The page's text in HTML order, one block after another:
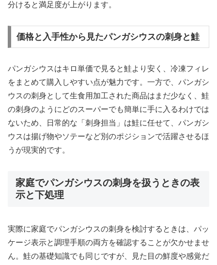
分けると満足度が上がります。
価格と入手性から見たパンガシウスの刺身と鮭
パンガシウスはキロ単価で見ると鮭より安く、冷凍フィレ
をまとめて購入しやすい点が魅力です。一方で、パンガシ
ウスの刺身として生食用加工された商品はまだ少なく、鮭
の刺身のようにどのスーパーでも簡単に手に入るわけでは
ないため、日常的な「刺身担当」は鮭に任せて、パンガシ
ウスは揚げ物やソテーなど別のポジションで活躍させるほ
うが現実的です。
家庭でパンガシウスの刺身を扱うときの表
示と下処理
実際に家庭でパンガシウスの刺身を検討するときは、パッ
ケージ表示と調理手順の両方を確認することが欠かせませ
ん。鮭の基礎知識でも同じですが、見た目の鮮度や感覚だ